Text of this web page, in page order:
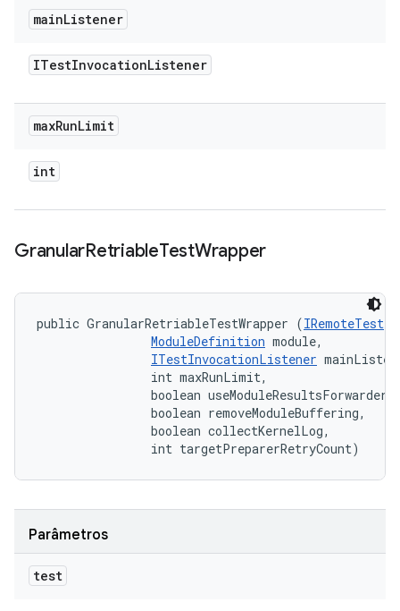
mainListener
ITestInvocationListener
maxRunLimit
int
GranularRetriableTestWrapper
public GranularRetriableTestWrapper (IRemoteTest
ModuleDefinition module,
ITestInvocationListener
                int maxRunLimit,
boolean
                boolean removeModuleBuffering,
                boolean collectKernelLog,
                int targetPreparerRetryCount)
Parâmetros
test